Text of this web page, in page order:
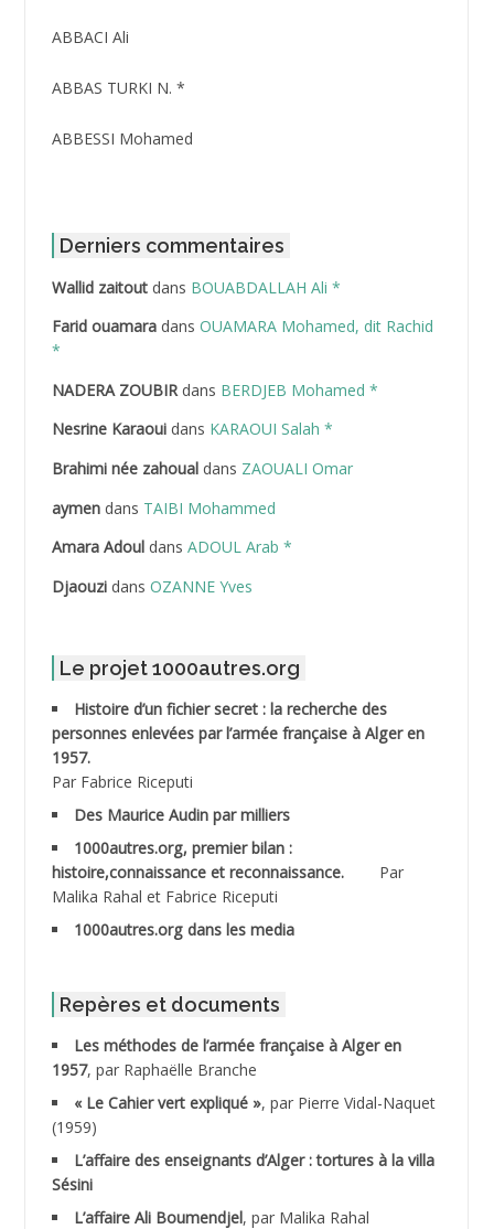
ABBACI Ali
ABBAS TURKI N. *
ABBESSI Mohamed
ABDAT Amar
ABDEDDAIM Hamid
ABDELAZIZ Mohamed
ABDELHAFID Lakhdar
ABDELLI Mohamed
ABDELLI Mohamed *
ABDELMOUMENE Ahmed
ABDESMED Mohamed ben Kaddour
ABDESSELAMI Kouider
ABDESSLEM Ahmed dit le Coiffeur
ABDOUDOU
ABID Mohamed
ABNOUN Salah
ACHACHE M.*
ACHLAF Ali
Derniers commentaires
Wallid zaitoutdans BOUABDALLAH Ali *
Farid ouamaradans OUAMARA Mohamed, dit Rachid
*
NADERA ZOUBIRdans BERDJEB Mohamed *
Nesrine Karaouidans KARAOUI Salah *
Brahimi née zahoualdans ZAOUALI Omar
aymendans TAIBI Mohammed
Amara Adouldans ADOUL Arab *
Djaouzidans OZANNE Yves
Le projet 1000autres.org
Histoire d’un fichier secret : la recherche des
personnes enlevées par l’armée française à Alger en
1957.
Par Fabrice Riceputi
Des Maurice Audin par milliers
1000autres.org, premier bilan :
histoire,connaissance et reconnaissance.
Par
Malika Rahal et Fabrice Riceputi
1000autres.org dans les media
Repères et documents
Les méthodes de l’armée française à Alger en
1957, par Raphaëlle Branche
« Le Cahier vert expliqué », par Pierre Vidal-Naquet
(1959)
L’affaire des enseignants d’Alger : tortures à la villa
Sésini
L’affaire Ali Boumendjel, par Malika Rahal